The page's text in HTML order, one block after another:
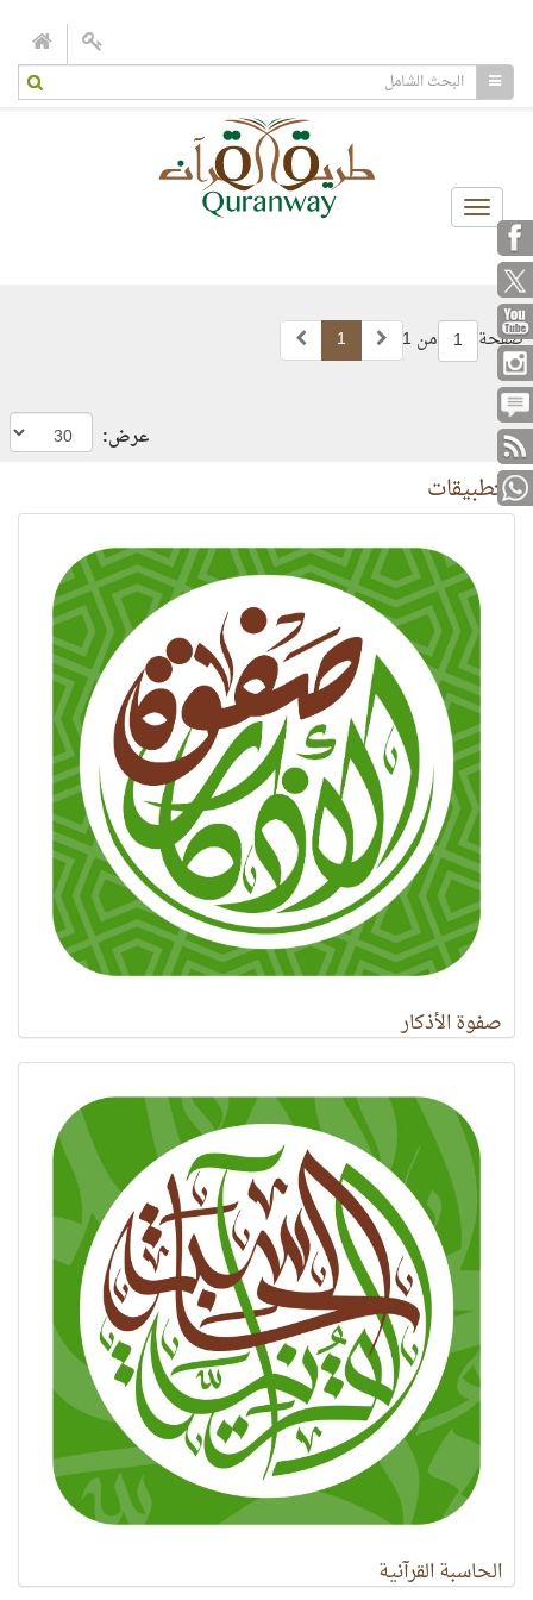
Toggle
navigation
صفحة 1 من 1 1
عرض:
التطبيقات
صفوة الأذكار
الحاسبة القرآنية